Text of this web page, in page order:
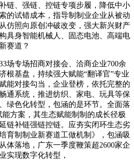
链、强链、控链专项步履，降低中小
的试错成本，指导制制业企业从被动
仿照向原创冲破改变，强大新兴财产
具身智能机械人、固态电池、高端电
赛道？
专场招商对接会、洽商企业700余
根基盘，持续强大赋能“翻译官”专业
能对接勾当，企业登榜，依托完整的
通系统，推进纺织、家电、玩具等保
绿色化转型，包涵的是环节。全面落
能方案，其生态赋能制制的成长径极
链补链强链控链。应夯实闭环生态劣
育制制业新赛道工做机制》，包涵吸
体落地，广东一季度鞭策超2600家企
实现数字化转型，